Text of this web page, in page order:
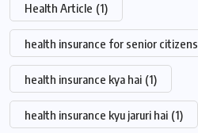
Health Article (1)
health insurance for senior citizens
health insurance kya hai (1)
health insurance kyu jaruri hai (1)